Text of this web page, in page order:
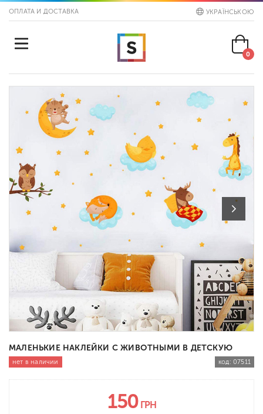
ОПЛАТА И ДОСТАВКА УКРАЇНСЬКОЮ
0
МАЛЕНЬКИЕ НАКЛЕЙКИ С ЖИВОТНЫМИ В ДЕТСКУЮ
нет в наличии код: 07511
150 ГРН